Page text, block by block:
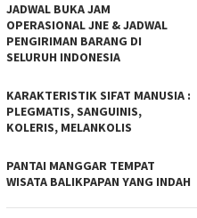
JADWAL BUKA JAM
OPERASIONAL JNE & JADWAL
PENGIRIMAN BARANG DI
SELURUH INDONESIA
KARAKTERISTIK SIFAT MANUSIA :
PLEGMATIS, SANGUINIS,
KOLERIS, MELANKOLIS
PANTAI MANGGAR TEMPAT
WISATA BALIKPAPAN YANG INDAH